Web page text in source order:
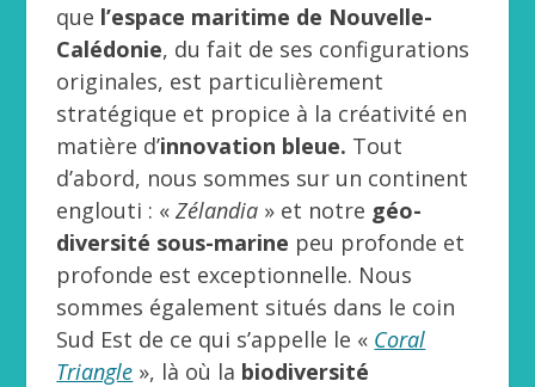
que l’espace maritime de Nouvelle-
Calédonie, du fait de ses configurations
originales, est particulièrement
stratégique et propice à la créativité en
matière d’innovation bleue. Tout
d’abord, nous sommes sur un continent
englouti : «Zélandia » et notre géo-
diversité sous-marine peu profonde et
profonde est exceptionnelle. Nous
sommes également situés dans le coin
Sud Est de ce qui s’appelle le « Coral
Triangle », là où la biodiversité